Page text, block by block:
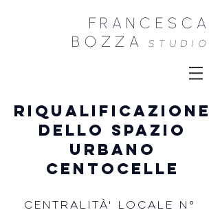
FRANCESCA
B OZZA STU DIO
Riqualificazione
dello spazio
urbano
centocelle
CENTRALITÀ' LOCALE n°